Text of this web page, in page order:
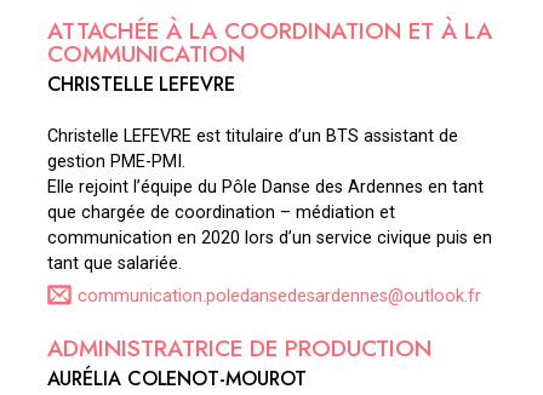
ATTACHÉE À LA COORDINATION ET À LA
COMMUNICATION
CHRISTELLE LEFEVRE
Christelle LEFEVRE est titulaire d’un BTS assistant de
gestion PME-PMI.
Elle rejoint l’équipe du Pôle Danse des Ardennes en tant
que chargée de coordination – médiation et
communication en 2020 lors d’un service civique puis en
tant que salariée.
communication.poledansedesardennes@outlook.fr
ADMINISTRATRICE DE PRODUCTION
AURÉLIA COLENOT-MOUROT